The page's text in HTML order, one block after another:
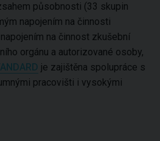
působnosti (33 skupin
napojením na činnosti
na činnost zkušební
orgánu a autorizované osoby,
je zajištěna spolupráce s
pracovišti i vysokými